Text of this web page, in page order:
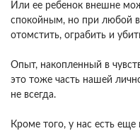
Или ее ребенок внешне
спокойным, но при любой
отомстить, ограбить и
Опыт, накопленный в
это тоже часть нашей
не всегда.
Кроме того, у нас есть